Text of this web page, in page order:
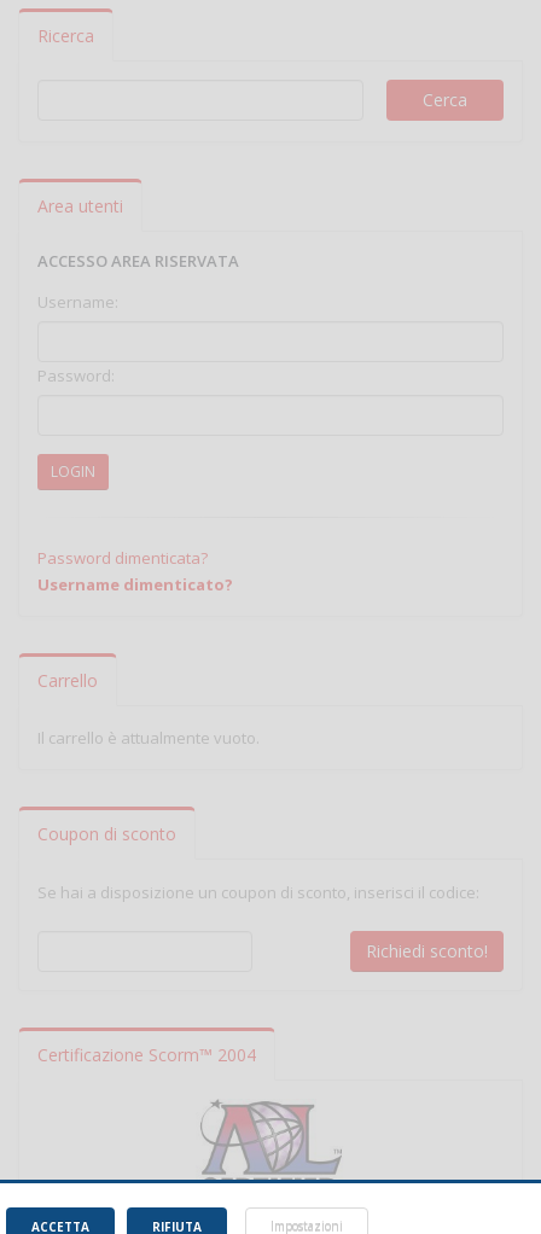
Ricerca
Area utenti
ACCESSO AREA RISERVATA
Username:
Password:
LOGIN
Password dimenticata?
Username dimenticato?
Carrello
Il carrello è attualmente vuoto.
Coupon di sconto
Se hai a disposizione un coupon di sconto, inserisci il codice:
Certificazione Scorm™ 2004
RIFIUTA
ACCETTA Impostazioni